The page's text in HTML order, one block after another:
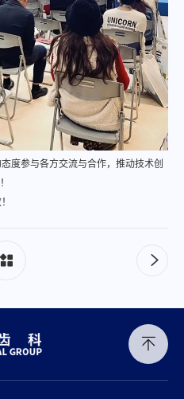
度参与各方交流与合作，推动技术创